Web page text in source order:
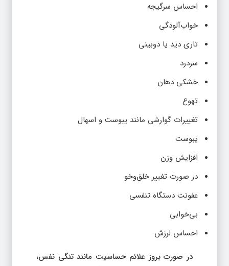
احساس سرگیجه
خواب‌آلودگی
تاری دید یا دوبینی
سردرد
خشکی دهان
تهوع
تغییرات گوارشی مانند یبوست و اسهال
یبوست
افزايش وزن
در صورت تغییر خلق‌وخو
عفونت دستگاه تنفسی
بی‌خوابی
احساس لرزش
در صورت بروز علائم حساسیت مانند تنگی نفس،